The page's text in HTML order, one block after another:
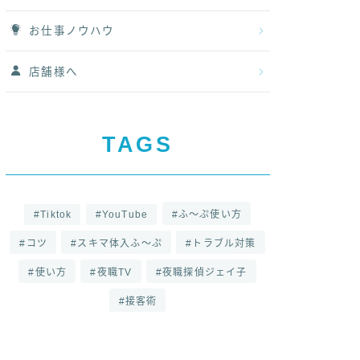
お仕事ノウハウ
店舗様へ
TAGS
Tiktok YouTube ふ～ぷ使い方
コツ スキマ体入ふ～ぷ トラブル対策
使い方 夜職TV 夜職探偵ジェイ子
接客術